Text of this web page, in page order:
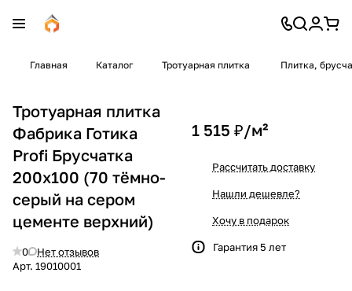
Главная Каталог Тротуарная плитка Плитка,
Тротуарная плитка
Фабрика Готика
Profi Брусчатка
200х100 (70 тёмно-
серый на сером
цементе верхний)
0
Нет отзывов
Арт. 19010001
1 515 ₽/м²
Рассчитать доставку
Нашли дешевле?
Хочу в подарок
Гарантия 5 лет